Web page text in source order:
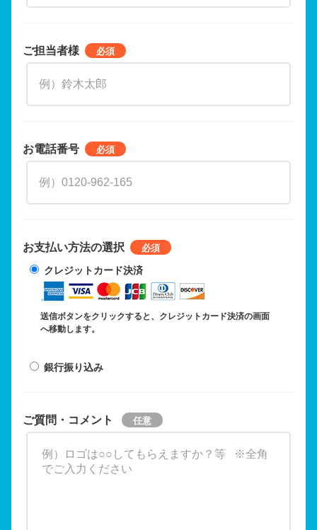
ご担当者様
お電話番号
お支払い方法の選択
クレジットカード決済
送信ボタンをクリックすると、クレジットカード決済の画面
へ移動します。
銀行振り込み
ご質問・コメント